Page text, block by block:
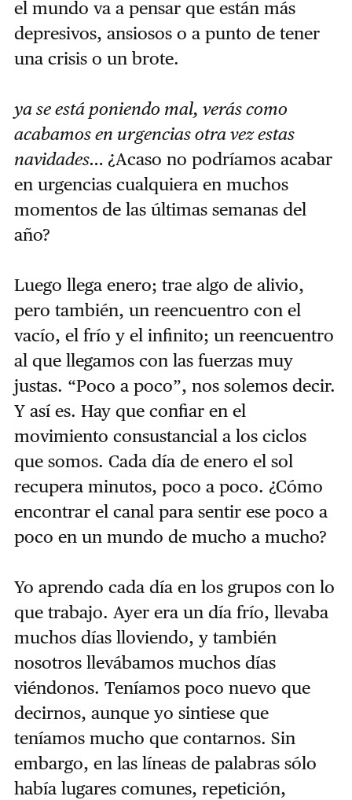
el mundo va a pensar que están más
depresivos, ansiosos o a punto de tener
una crisis o un brote.
ya se está poniendo mal, verás como
acabamos en urgencias otra vez estas
navidades… ¿Acaso no podríamos acabar
en urgencias cualquiera en muchos
momentos de las últimas semanas del
año?
Luego llega enero; trae algo de alivio,
pero también, un reencuentro con el
vacío, el frío y el infinito; un reencuentro
al que llegamos con las fuerzas muy
justas. “Poco a poco”, nos solemos decir.
Y así es. Hay que confiar en el
movimiento consustancial a los ciclos
que somos. Cada día de enero el sol
recupera minutos, poco a poco. ¿Cómo
encontrar el canal para sentir ese poco a
poco en un mundo de mucho a mucho?
Yo aprendo cada día en los grupos con lo
que trabajo. Ayer era un día frío, llevaba
muchos días lloviendo, y también
nosotros llevábamos muchos días
viéndonos. Teníamos poco nuevo que
decirnos, aunque yo sintiese que
teníamos mucho que contarnos. Sin
embargo, en las líneas de palabras sólo
había lugares comunes, repetición,